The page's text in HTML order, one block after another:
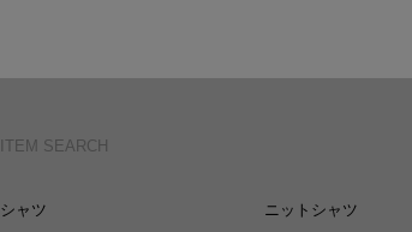
ITEM SEARCH
シャツ ニットシャツ